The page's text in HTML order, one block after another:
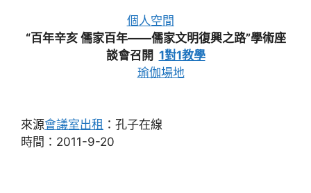
個人空間
“百年辛亥 儒家百年——儒家文明復興之路”學術座
談會召開 1對1教學
瑜伽場地
來源會議室出租 ：孔子在線
時間：2011-9-20